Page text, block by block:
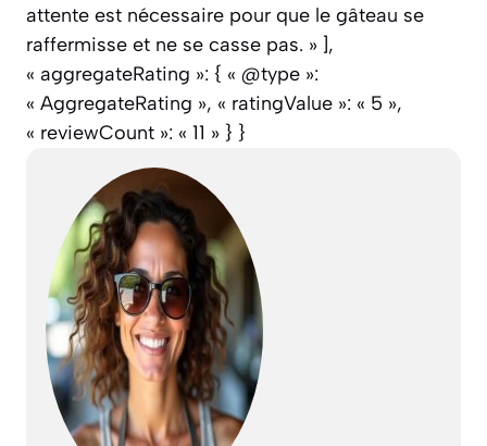
attente est nécessaire pour que le gâteau se
raffermisse et ne se casse pas. » ],
« aggregateRating »: { « @type »:
« AggregateRating », « ratingValue »: « 5 »,
« reviewCount »: « 11 » } }